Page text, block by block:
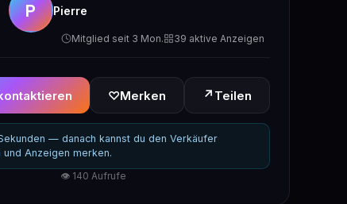
P Pierre
Mitglied seit 3 Mon. 39 aktive Anzeigen
♡Merken ↗ Teilen
— danach kannst du den Verkäufer
Anzeigen merken.
👁 140 Aufrufe